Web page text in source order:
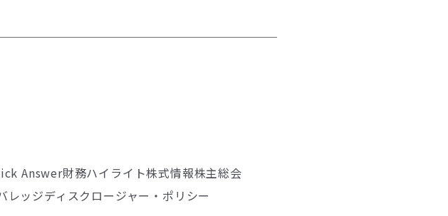
Answer財務ハイライト株式情報株主総会
レッジディスクロージャー・ポリシー